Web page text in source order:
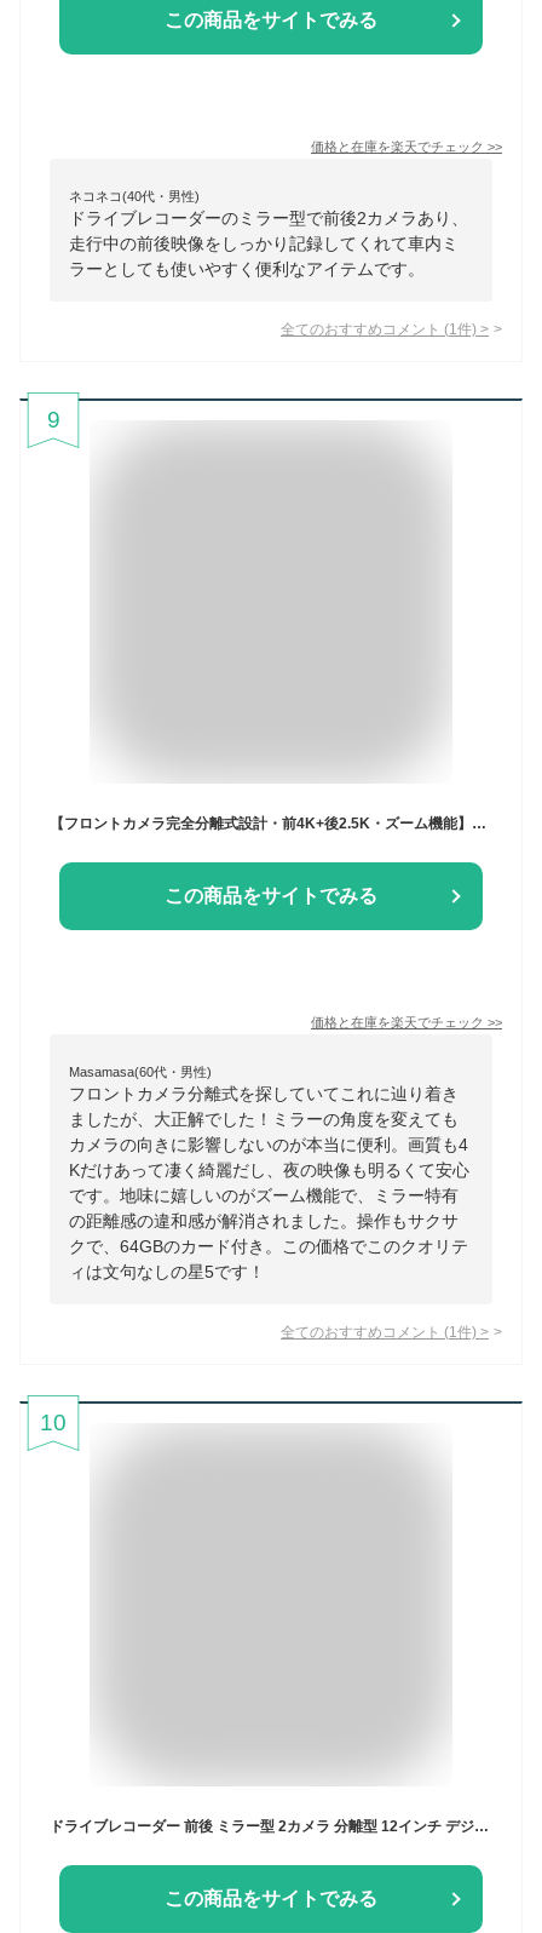
この商品をサイトでみる
価格と在庫を楽天でチェック >>
ネコネコ(40代・男性)
ドライブレコーダーのミラー型で前後2カメラあり、
走行中の前後映像をしっかり記録してくれて車内ミ
ラーとしても使いやすく便利なアイテムです。
全てのおすすめコメント (1 件) >
9
【フロントカメラ完全分離式設計・前4K+後2.5K・ズーム機能】Changer T826 ドライブレコーダー ミラー型 ドラレコ 前後 分離 夜間 LED信号対応 地デジ干渉対策 ドラレコ デジタル インナーミラー 11インチ大画面 24時間駐車監視 Gセンサー WDR GPS 64GのTFカード付属
この商品をサイトでみる
価格と在庫を楽天でチェック >>
Masamasa(60代・男性)
フロントカメラ分離式を探していてこれに辿り着き
ましたが、大正解でした！ミラーの角度を変えても
カメラの向きに影響しないのが本当に便利。画質も4
Kだけあって凄く綺麗だし、夜の映像も明るくて安心
です。地味に嬉しいのがズーム機能で、ミラー特有
の距離感の違和感が解消されました。操作もサクサ
クで、64GBのカード付き。この価格でこのクオリテ
ィは文句なしの星5です！
全てのおすすめコメント (1 件) >
10
ドライブレコーダー 前後 ミラー型 2カメラ 分離型 12インチ デジタルインナーミラー デジタルズーム STARVIS 1080P HDR 駐車監視 GPS バック連動 MicroSDカード付き 1年保証 PORMIDO PR998
この商品をサイトでみる